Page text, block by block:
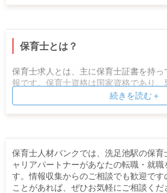
保育士とは？
続きを読む＋
保育士求人とは、主に保育士証書を持
報です。保育士資格は国家資格であり
用しながら子どもへの保育を行ったり、
うこともあります。所管は厚生労働省
サービスなど子どもに関係する職場で
保育士人材バンクでは、洗足池駅の保育
ャリアパートナーがあなたの転職・就職
す。情報収集からのご相談でも歓迎です
ことがあれば、ぜひお気軽にご相談くだ